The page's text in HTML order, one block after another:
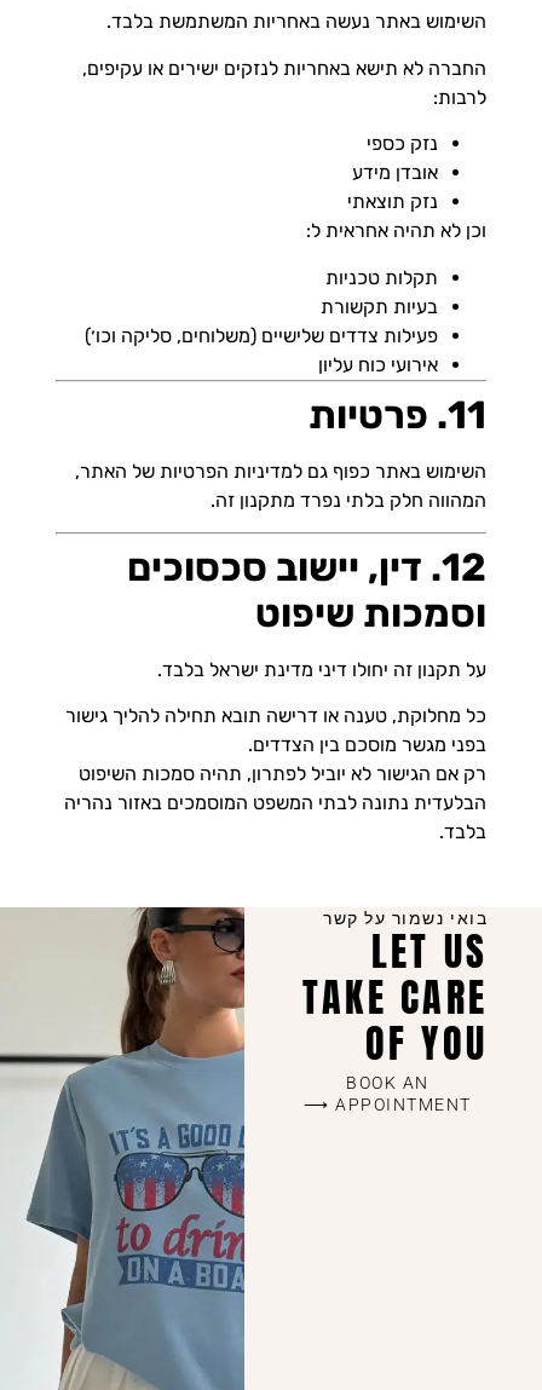
השימוש באתר נעשה באחריות המשתמשת בלבד.
החברה לא תישא באחריות לנזקים ישירים או עקיפים,
לרבות:
נזק כספי
אובדן מידע
נזק תוצאתי
וכן לא תהיה אחראית ל:
תקלות טכניות
בעיות תקשורת
פעילות צדדים שלישיים (משלוחים, סליקה וכו׳)
אירועי כוח עליון
11. פרטיות
השימוש באתר כפוף גם למדיניות הפרטיות של האתר,
המהווה חלק בלתי נפרד מתקנון זה.
12. דין, יישוב סכסוכים
וסמכות שיפוט
על תקנון זה יחולו דיני מדינת ישראל בלבד.
כל מחלוקת, טענה או דרישה תובא תחילה להליך גישור
בפני מגשר מוסכם בין הצדדים.
רק אם הגישור לא יוביל לפתרון, תהיה סמכות השיפוט
הבלעדית נתונה לבתי המשפט המוסמכים באזור נהריה
בלבד.
בואי נשמור על קשר
LET US
TAKE CARE
OF YOU
BOOK AN
APPOINTMENT ⟶